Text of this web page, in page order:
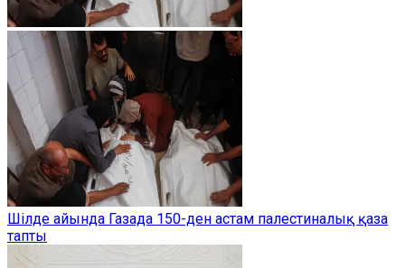
Шілде айында Газада 150-ден астам палестиналық қаза
тапты